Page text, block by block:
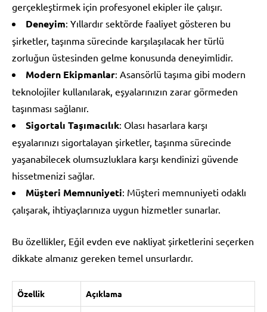
gerçekleştirmek için profesyonel ekipler ile çalışır.
Deneyim: Yıllardır sektörde faaliyet gösteren bu
şirketler, taşınma sürecinde karşılaşılacak her türlü
zorluğun üstesinden gelme konusunda deneyimlidir.
Modern Ekipmanlar: Asansörlü taşıma gibi modern
teknolojiler kullanılarak, eşyalarınızın zarar görmeden
taşınması sağlanır.
Sigortalı Taşımacılık: Olası hasarlara karşı
eşyalarınızı sigortalayan şirketler, taşınma sürecinde
yaşanabilecek olumsuzluklara karşı kendinizi güvende
hissetmenizi sağlar.
Müşteri Memnuniyeti: Müşteri memnuniyeti odaklı
çalışarak, ihtiyaçlarınıza uygun hizmetler sunarlar.
Bu özellikler, Eğil evden eve nakliyat şirketlerini seçerken
dikkate almanız gereken temel unsurlardır.
Özellik Açıklama